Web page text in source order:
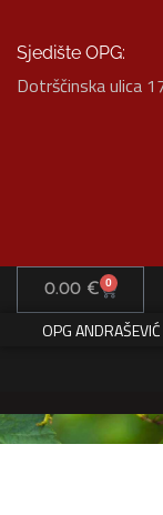
Sjedište OPG:
Dotrščinska ulica
0.00 € 0
OPG ANDRAŠEVIĆ
HOME